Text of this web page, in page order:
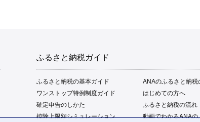
ふるさと納税ガイド
ふるさと納税の基本ガイド
ANAのふるさと納税
ワンストップ特例制度ガイド
はじめての方へ
確定申告のしかた
ふるさと納税の流れ
控除上限額シミュレーション
動画でわかるANAの